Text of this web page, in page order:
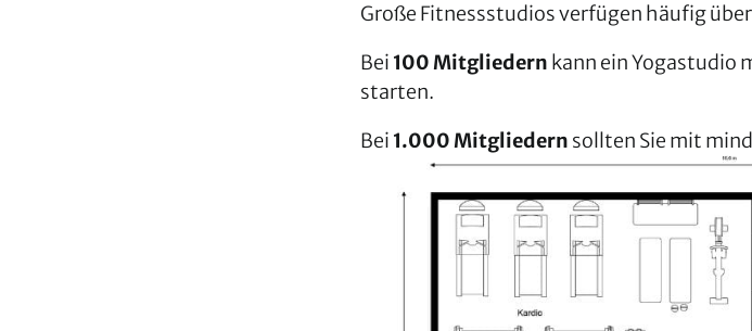
Große Fitnessstudios verfügen häufig über
Bei 100 Mitgliedern kann ein Yogastudio
starten.
Bei 1.000 Mitgliedern sollten Sie mit